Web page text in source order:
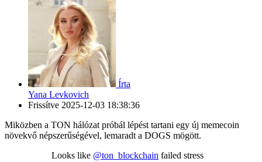
Írta
Yana Levkovich
Frissítve 2025-12-03 18:38:36
Miközben a TON hálózat próbál lépést tartani egy új memecoin
növekvő népszerűségével, lemaradt a DOGS mögött.
Looks like @ton_blockchain failed stress